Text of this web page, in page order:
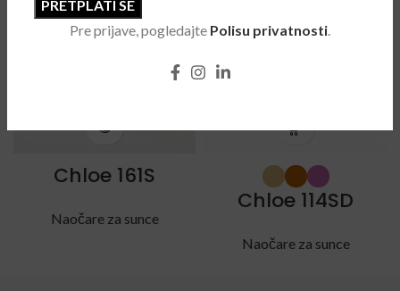
Pre prijave, pogledajte Polisu privatnosti.
Chloe 161S
Naočare za sunce
Chloe 114SD
Naočare za sunce